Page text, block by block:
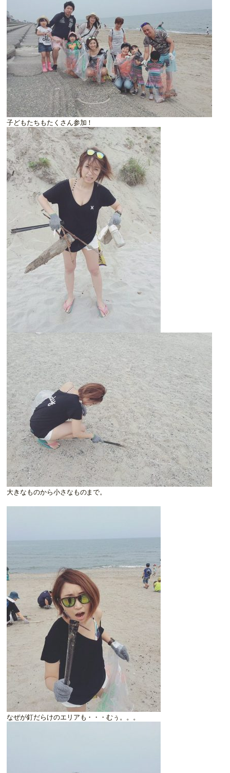
子どもたちもたくさん参加！
大きなものから小さなものまで。
なぜが釘だらけのエリアも・・・むぅ。。。